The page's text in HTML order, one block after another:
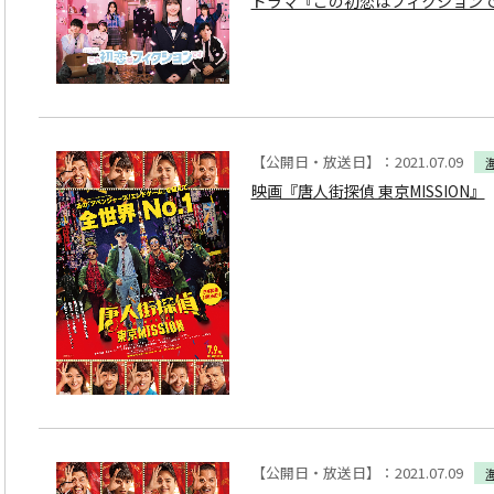
【公開日・放送日】：2021.07.09
映画『唐人街探偵 東京MISSION』
【公開日・放送日】：2021.07.09